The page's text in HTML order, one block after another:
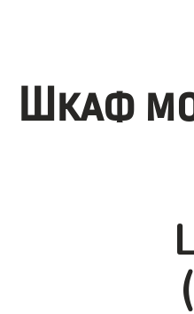
Шкаф